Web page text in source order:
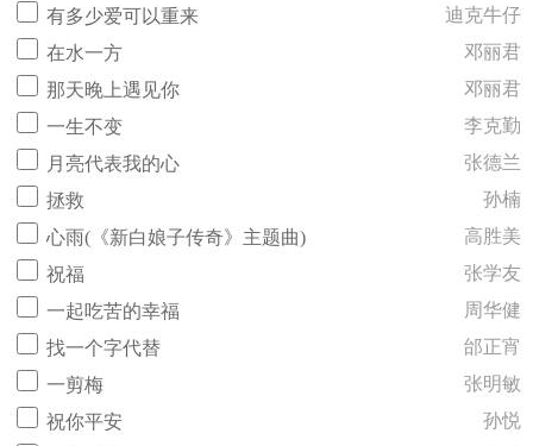
有多少爱可以重来
迪克牛仔
在水一方
邓丽君
那天晚上遇见你
邓丽君
一生不变
李克勤
月亮代表我的心
张德兰
拯救
孙楠
心雨(《新白娘子传奇》主题曲)
高胜美
祝福
张学友
一起吃苦的幸福
周华健
找一个字代替
邰正宵
一剪梅
张明敏
祝你平安
孙悦